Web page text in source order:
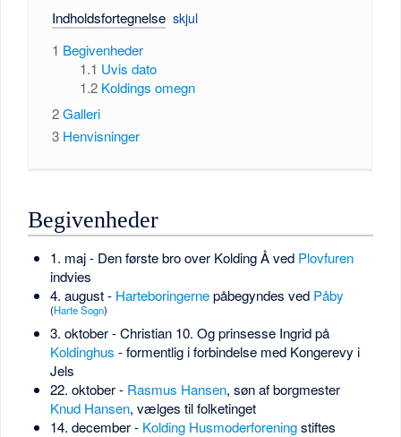
Indholdsfortegnelse
1 Begivenheder
1.1 Uvis dato
1.2 Koldings omegn
2 Galleri
3 Henvisninger
Begivenheder
1. maj - Den første bro over Kolding Å ved Plovfuren
indvies
4. august - Harteboringernepåbegyndes ved Påby
(Harte Sogn)
3. oktober - Christian 10. Og prinsesse Ingrid på
Koldinghus - formentlig i forbindelse med Kongerevy i
Jels
22. oktober - Rasmus Hansen, søn af borgmester
Knud Hansen, vælges til folketinget
14. december - Kolding Husmoderforeningstiftes